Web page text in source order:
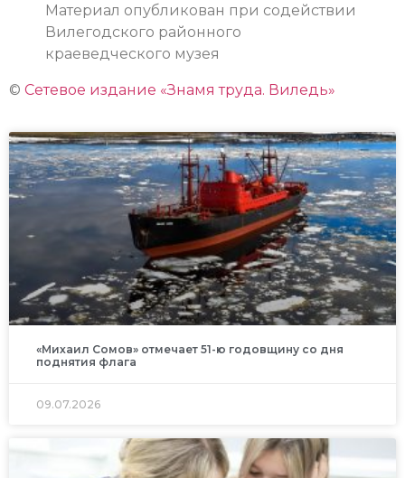
Материал опубликован при содействии
Вилегодского районного
краеведческого музея
© Сетевое издание «Знамя труда. Виледь»
«Михаил Сомов» отмечает 51-ю годовщину со дня
поднятия флага
09.07.2026